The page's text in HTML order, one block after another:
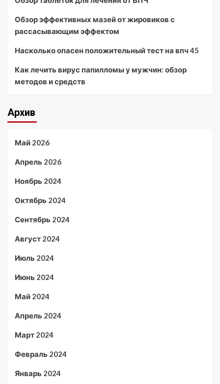
Обзор эффективных мазей от жировиков с
рассасывающим эффектом
Насколько опасен положительный тест на впч 45
Как лечить вирус папилломы у мужчин: обзор
методов и средств
Архив
Май 2026
Апрель 2026
Ноябрь 2024
Октябрь 2024
Сентябрь 2024
Август 2024
Июль 2024
Июнь 2024
Май 2024
Апрель 2024
Март 2024
Февраль 2024
Январь 2024